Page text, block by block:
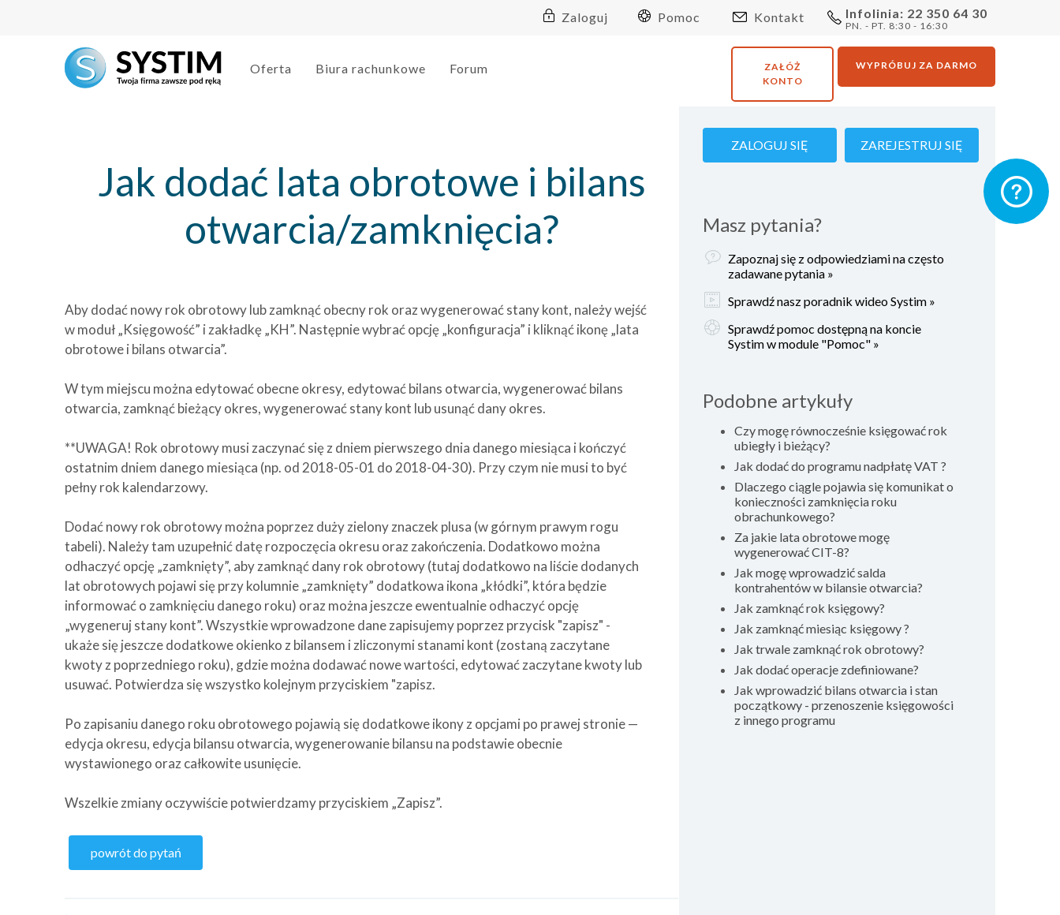
Infolinia: 22 350 64 30
PN. - PT. 8:30 - 16:30
Kontakt
Pomoc
Zaloguj
WYPRÓBUJ ZA DARMO
ZAŁÓŻ
KONTO
Oferta Biura rachunkowe Forum
Jak dodać lata obrotowe i bilans
otwarcia/zamknięcia?
Aby dodać nowy rok obrotowy lub zamknąć obecny rok oraz wygenerować stany kont, należy wejść
w moduł „Księgowość” i zakładkę „KH”. Następnie wybrać opcję „konfiguracja” i kliknąć ikonę „lata
obrotowe i bilans otwarcia”.
W tym miejscu można edytować obecne okresy, edytować bilans otwarcia, wygenerować bilans
otwarcia, zamknąć bieżący okres, wygenerować stany kont lub usunąć dany okres.
**UWAGA! Rok obrotowy musi zaczynać się z dniem pierwszego dnia danego miesiąca i kończyć
ostatnim dniem danego miesiąca (np. od 2018-05-01 do 2018-04-30). Przy czym nie musi to być
pełny rok kalendarzowy.
Dodać nowy rok obrotowy można poprzez duży zielony znaczek plusa (w górnym prawym rogu
tabeli). Należy tam uzupełnić datę rozpoczęcia okresu oraz zakończenia. Dodatkowo można
odhaczyć opcję „zamknięty”, aby zamknąć dany rok obrotowy (tutaj dodatkowo na liście dodanych
lat obrotowych pojawi się przy kolumnie „zamknięty” dodatkowa ikona „kłódki”, która będzie
informować o zamknięciu danego roku) oraz można jeszcze ewentualnie odhaczyć opcję
„wygeneruj stany kont”. Wszystkie wprowadzone dane zapisujemy poprzez przycisk "zapisz" -
ukaże się jeszcze dodatkowe okienko z bilansem i zliczonymi stanami kont (zostaną zaczytane
kwoty z poprzedniego roku), gdzie można dodawać nowe wartości, edytować zaczytane kwoty lub
usuwać. Potwierdza się wszystko kolejnym przyciskiem "zapisz.
Po zapisaniu danego roku obrotowego pojawią się dodatkowe ikony z opcjami po prawej stronie —
edycja okresu, edycja bilansu otwarcia, wygenerowanie bilansu na podstawie obecnie
wystawionego oraz całkowite usunięcie.
Wszelkie zmiany oczywiście potwierdzamy przyciskiem „Zapisz”.
powrót do pytań
ZALOGUJ SIĘ ZAREJESTRUJ SIĘ
Masz pytania?
Zapoznaj się z odpowiedziami na często
zadawane pytania »
Sprawdź nasz poradnik wideo Systim »
Sprawdź pomoc dostępną na koncie
Systim w module "Pomoc" »
Podobne artykuły
Czy mogę równocześnie księgować rok
ubiegły i bieżący?
Jak dodać do programu nadpłatę VAT ?
Dlaczego ciągle pojawia się komunikat o
konieczności zamknięcia roku
obrachunkowego?
Za jakie lata obrotowe mogę
wygenerować CIT-8?
Jak mogę wprowadzić salda
kontrahentów w bilansie otwarcia?
Jak zamknąć rok księgowy?
Jak zamknąć miesiąc księgowy ?
Jak trwale zamknąć rok obrotowy?
Jak dodać operacje zdefiniowane?
Jak wprowadzić bilans otwarcia i stan
początkowy - przenoszenie księgowości
z innego programu